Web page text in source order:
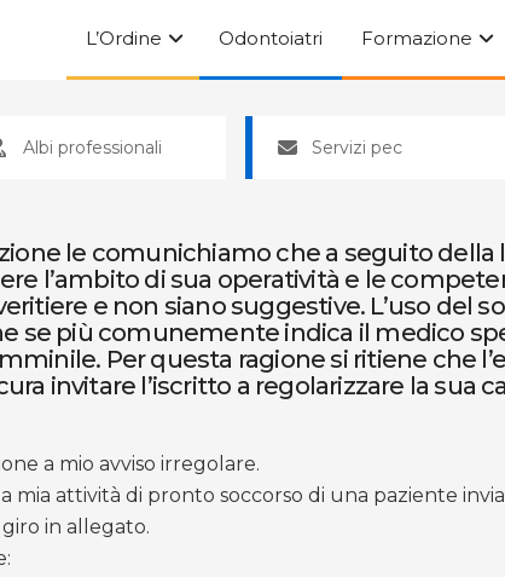
L’Ordine Odontoiatri Formazione
Albi professionali Servizi pec
le comunichiamo che a seguito
l’ambito di sua operatività e le
e non siano suggestive. L’uso del
se più comunemente indica il medico
Per questa ragione si ritiene che
invitare l’iscritto a regolarizzare la sua
a mio avviso irregolare.
mia attività di pronto soccorso di una paziente
in allegato.